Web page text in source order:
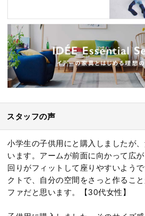
スタッフの声
小学生の子供用にと購入しましたが
います。アームが前面に向かって広
回りがフィットして座りやすいよう
クトで、自分の空間をさっと作るこ
ファだと思います。【30代女性】